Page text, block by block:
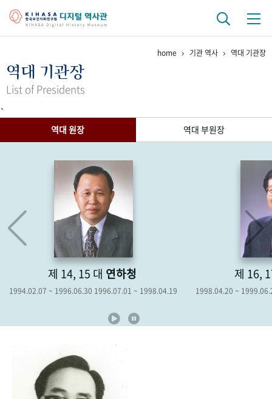
걸어온 길 기관 변천사
연구 역사
정책과 연구 키워드로 보는 연구 역사
연구자들
기록물 아카이브
사진 아카이브 문서 기록물
주년 기념
성과 50선 숫자로 보는 50년
세계와 함께 한 KIHASA
home 기관 역사 역대 기관장
역대 기관장
List of Presidents
`
역대 원장
역대 부원장
제 14, 15 대 연하청
1994.02.07 ~ 1996.06.30 1996.07.01 ~ 1998.04.19
제 16,
1998.04.20 ~